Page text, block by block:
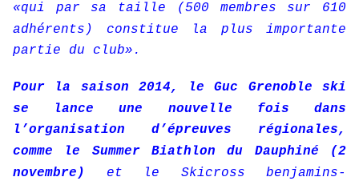
«qui par sa taille (500 membres sur 610
adhérents) constitue la plus importante
partie du club».
Pour la saison 2014, le Guc Grenoble ski
se lance une nouvelle fois dans
l’organisation d’épreuves régionales,
comme le Summer Biathlon du Dauphiné (2
novembre)
et le Skicross benjamins-